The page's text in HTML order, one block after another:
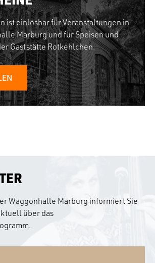
ist einlösbar für Veranstaltungen in
Marburg und für Speisen und
Gaststätte Rotkehlchen.
Waggonhalle Marburg informiert Sie
über das